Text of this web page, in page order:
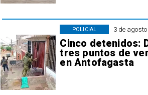
3 de
Cinco detenidos:
tres puntos de
en Antofagasta
POLICIAL